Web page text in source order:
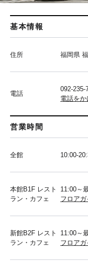
基本情報
住所 福岡県
電話
092-235-
電話をか
営業時間
全館 10:00-
本館B1F レスト
ラン・カフェ
11:00～
フロア
新館B2F レスト
ラン・カフェ
11:00～
フロア